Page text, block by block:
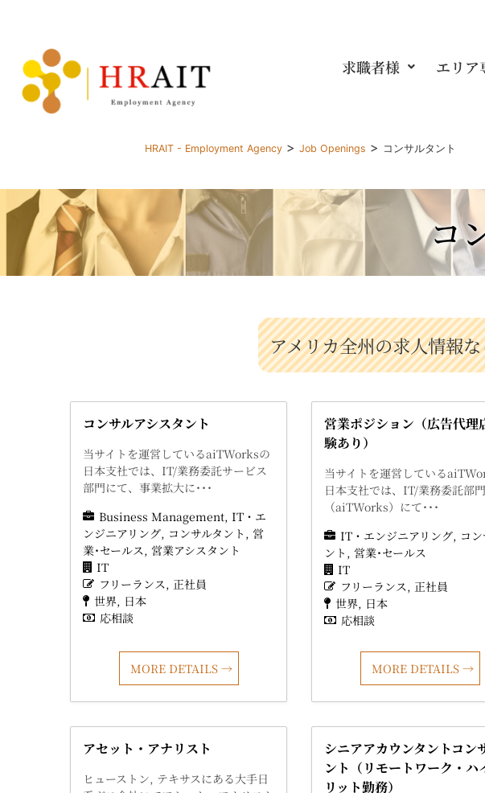
求職者様 エリア
HRAIT - Employment Agency > Job Openings > コンサルタント
コ
アメリカ全州の求人情報
コンサルアシスタント
当サイトを運営しているaiTWorksの
日本支社では、IT/業務委託サービス
部門にて、事業拡大に･･･
Business Management IT・エ
ンジニアリング コンサルタント 営
業･セールス 営業アシスタント
IT
フリーランス 正社員
世界 日本
応相談
MORE DETAILS
営業ポジション（広告代理
験あり）
当サイトを運営している
日本支社では、IT/業務委託部門
（aiTWorks）にて･･･
IT・エンジニアリング コ
ント 営業･セールス
IT
フリーランス 正社員
世界 日本
応相談
MORE DETAILS
アセット・アナリスト
ヒューストン, テキサスにある大手日
シニアアカウンタントコン
ント（リモートワーク・ハ
リット勤務）